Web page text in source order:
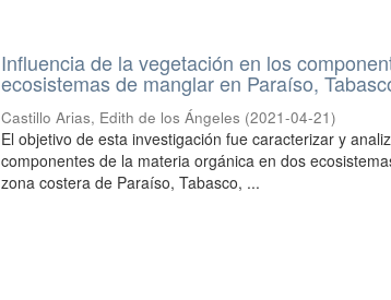
Influencia de la vegetación en los
ecosistemas de manglar en Paraíso,
Castillo Arias, Edith de los Ángeles (2021-04-21)
El objetivo de esta investigación fue caracterizar y
componentes de la materia orgánica en dos
zona costera de Paraíso, Tabasco, ...